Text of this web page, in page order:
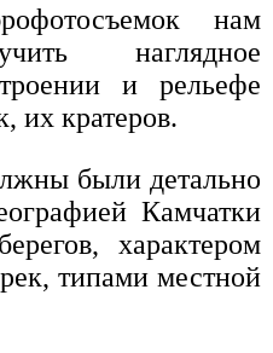
нам
наглядное
и рельефе
их кратеров.
были детально
Камчатки
характером
типами местной